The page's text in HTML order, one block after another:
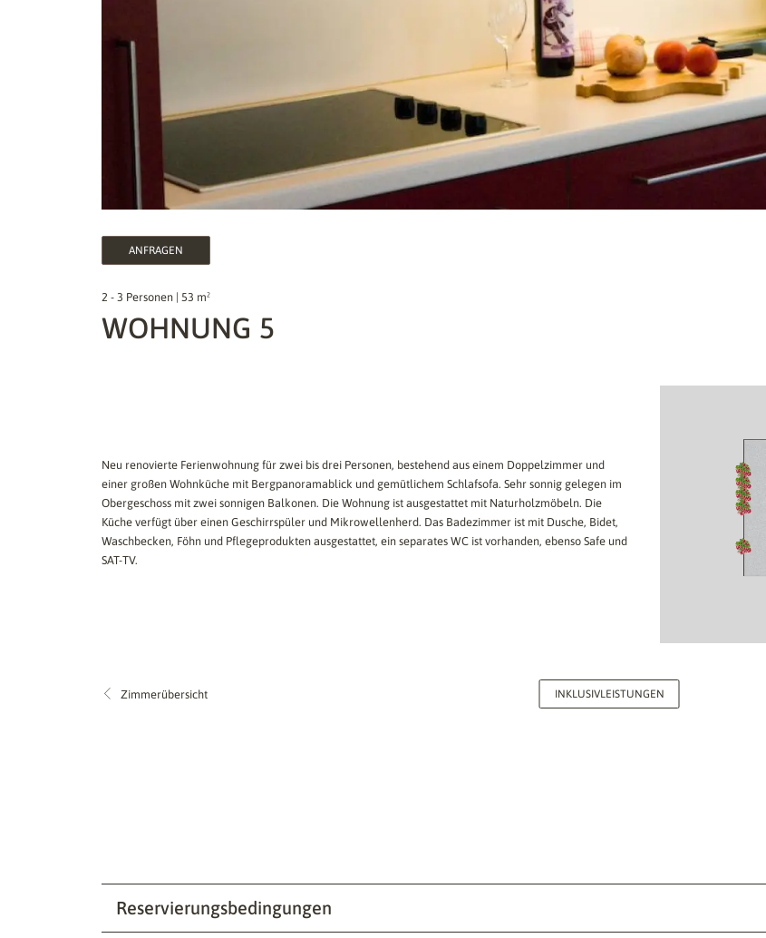
ANFRAGEN
2 - 3 Personen | 53 m²
WOHNUNG 5
Neu renovierte Ferienwohnung für zwei bis drei Personen, bestehend aus einem Doppelzimmer und
einer großen Wohnküche mit Bergpanoramablick und gemütlichem Schlafsofa. Sehr sonnig gelegen im
Obergeschoss mit zwei sonnigen Balkonen. Die Wohnung ist ausgestattet mit Naturholzmöbeln. Die
Küche verfügt über einen Geschirrspüler und Mikrowellenherd. Das Badezimmer ist mit Dusche, Bidet,
Waschbecken, Föhn und Pflegeprodukten ausgestattet, ein separates WC ist vorhanden, ebenso Safe und
SAT-TV.
Zimmerübersicht INKLUSIVLEISTUNGEN
Reservierungsbedingungen